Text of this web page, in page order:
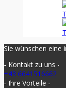
Sie wünschen eine
- Kontakt zu uns -
+43 6641516662
- Ihre Vorteile -